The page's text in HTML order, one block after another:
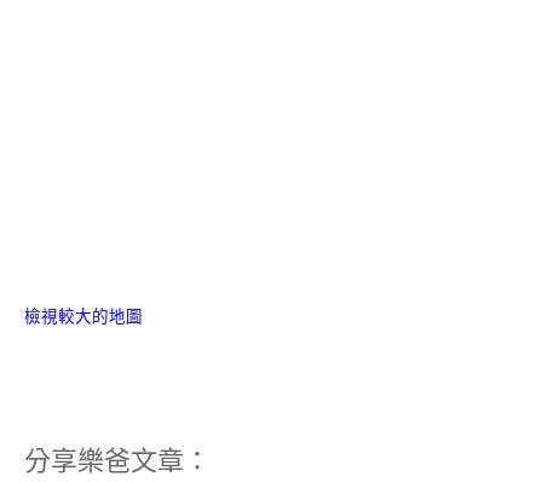
檢視較大的地圖
分享樂爸文章：